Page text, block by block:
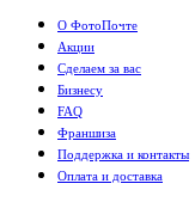
О ФотоПочте
Акции
Сделаем за вас
Бизнесу
FAQ
Франшиза
Поддержка и контакты
Оплата и доставка